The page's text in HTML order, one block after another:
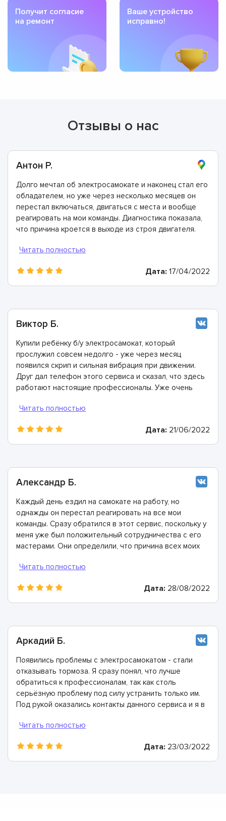
Получит согласие
на ремонт
Ваше устройство
исправно!
Отзывы о нас
Антон Р.
Долго мечтал об электросамокате и наконец стал его
обладателем, но уже через несколько месяцев он
перестал включаться, двигаться с места и вообще
реагировать на мои команды. Диагностика показала,
что причина кроется в выходе из строя двигателя.
Огромная вам благодарность справились невероятно
Дата: 17/04/2022
Виктор Б.
Купили ребёнку б/у электросамокат, который
прослужил совсем недолго - уже через месяц
появился скрип и сильная вибрация при движении.
Друг дал телефон этого сервиса и сказал, что здесь
работают настоящие профессионалы. Уже очень
диагностику и рассказали, что необходимо заменить
смазкой. Все было выполнено всего за пару часов,
всем рекомендую ASC сервис!
Дата: 21/06/2022
Александр Б.
Каждый день ездил на самокате на работу, но
однажды он перестал реагировать на все мои
команды. Сразу обратился в этот сервис, поскольку у
меня уже был положительный сотрудничества с его
мастерами. Они определили, что причина всех моих
разобрали, почистили, проверили состояние всех
Дата: 28/08/2022
Аркадий Б.
Появились проблемы с электросамокатом - стали
отказывать тормоза. Я сразу понял, что лучше
обратиться к профессионалам, так как столь
серьёзную проблему под силу устранить только им.
Под рукой оказались контакты данного сервиса и я в
Сервисные инженеры диагностику и рассказали, что
Заменили его в тот же день, огромное спасибо!
Дата: 23/03/2022